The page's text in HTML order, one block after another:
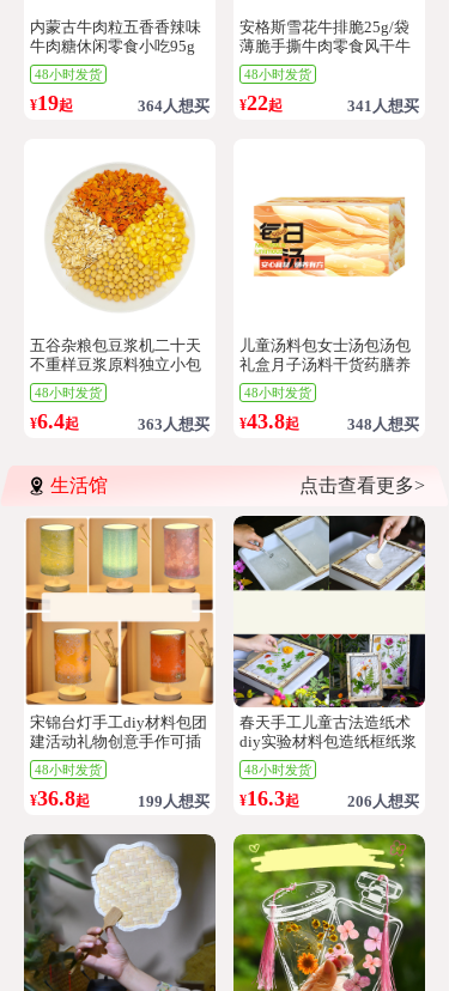
内蒙古牛肉粒五香香辣味
牛肉糖休闲零食小吃95g
独立包装盒装牛肉
48小时发货
¥19起 364人想买
安格斯雪花牛排脆25g/袋
薄脆手撕牛肉零食风干牛
脆片解馋零食
48小时发货
¥22起 341人想买
五谷杂粮包豆浆机二十天
不重样豆浆原料独立小包
装
48小时发货
¥6.4起 363人想买
儿童汤料包女士汤包汤包
礼盒月子汤料干货药膳养
生炖汤料四神汤
48小时发货
¥43.8起 348人想买
生活馆 点击查看更多>
宋锦台灯手工diy材料包团
建活动礼物创意手作可插
电织锦小夜灯
48小时发货
¥36.8起 199人想买
春天手工儿童古法造纸术
diy实验材料包造纸框纸浆
亲子暖场
48小时发货
¥16.3起 206人想买